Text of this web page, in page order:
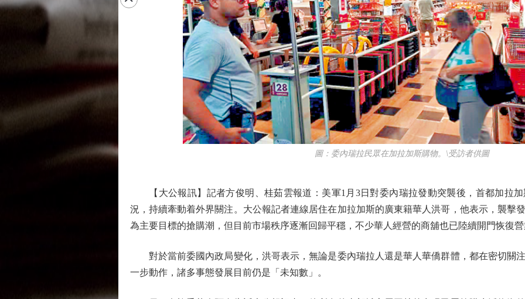
圖：委內瑞拉民眾在加拉加斯購物。\受訪者供圖
【大公報訊】記者方俊明、桂茹雲報道：美軍1月3日對委內瑞拉發動突襲後，首都加拉加
況，持續牽動着外界關注。大公報記者連線居住在加拉加斯的廣東籍華人洪哥，他表示，襲擊
為主要目標的搶購潮，但目前市場秩序逐漸回歸平穩，不少華人經營的商舖也已陸續開門恢復
對於當前委國內政局變化，洪哥表示，無論是委內瑞拉人還是華人華僑群體，都在密切關
一步動作，諸多事態發展目前仍是「未知數」。